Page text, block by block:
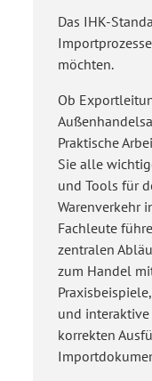
Das IHK-
möchten.
Ob
Praktische
Sie alle
und Tools für
Warenverkehr
Fachleute
zentralen
zum Handel
und
korrekten